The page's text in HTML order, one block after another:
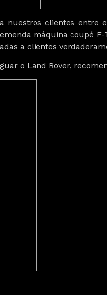
clientes entre
máquina coupé
a clientes
o Land Rover,